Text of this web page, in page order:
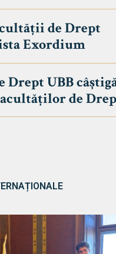
de Drept
Exordium
Drept UBB
de